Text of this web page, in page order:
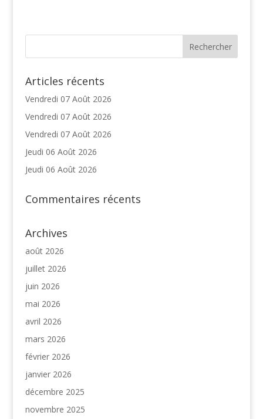
Articles récents
Vendredi 07 Août 2026
Vendredi 07 Août 2026
Vendredi 07 Août 2026
Jeudi 06 Août 2026
Jeudi 06 Août 2026
Commentaires récents
Archives
août 2026
juillet 2026
juin 2026
mai 2026
avril 2026
mars 2026
février 2026
janvier 2026
décembre 2025
novembre 2025